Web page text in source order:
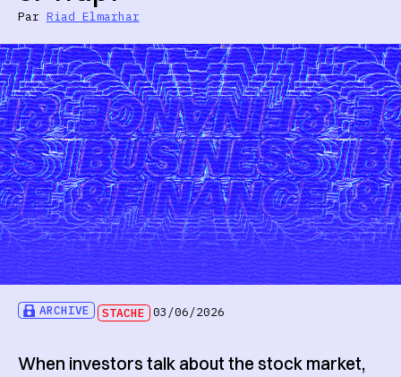
ARCHIVE STACHE 03/06/2026
Par Riad Elmarhar
When investors talk about the stock market,